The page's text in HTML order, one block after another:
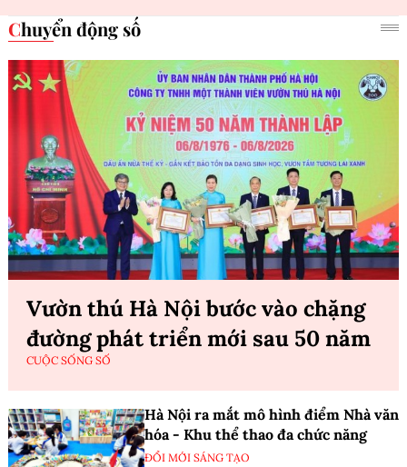
Chuyển động số
Vườn thú Hà Nội bước vào chặng
đường phát triển mới sau 50 năm
CUỘC SỐNG SỐ
Hà Nội ra mắt mô hình điểm Nhà văn
hóa - Khu thể thao đa chức năng
ĐỔI MỚI SÁNG TẠO